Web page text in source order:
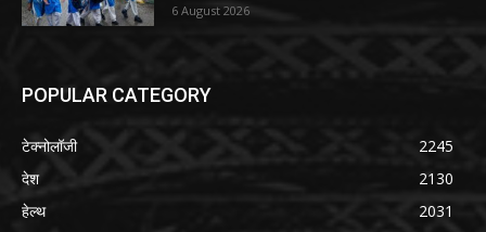
6 August 2026
POPULAR CATEGORY
टेक्नोलॉजी
2245
देश
2130
हेल्थ
2031